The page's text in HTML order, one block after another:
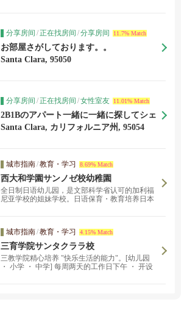
分享房间 /正在找房间 /分享房间 11.7% Match
お部屋さがしております。。
Santa Clara, 95050
分享房间 /正在找房间 /女性室友 11.01% Match
2B1Bのアパート一緒に一緒に探してシェ
アしたい人いますか？
Santa Clara, カリフォルニア州, 95054
城市指南/教育・学习 8.69% Match
西大和学園サンノゼ校幼稚園
全日制日语幼儿园，是文部科学省认可的加利福
尼亚学校的姐妹学校。日语保育・教育培养日本
城市指南/教育・学习 4.15% Match
三育学院サンタクララ校
三教学院精心培养 "快乐生活的能力"。[幼儿园
・ 小学 ・ 中学] 每周两天的工作日下午 ・ 开设